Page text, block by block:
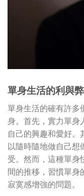
單身生活的利與弊
單身生活的確有許多
身。首先，實力單身
自己的興趣和愛好。
以隨時隨地做自己想
受。然而，這種單身
間的推移，習慣單身
寂寞感增強的問題。